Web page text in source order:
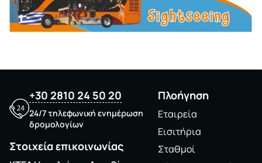
+30 2810 24 50 20
24/7 τηλεφωνική ενημέρωση
δρομολογίων
Στοιχεία επικοινωνίας
Πλοήγηση
Εταιρεία
Εισιτήρια
Σταθμοί